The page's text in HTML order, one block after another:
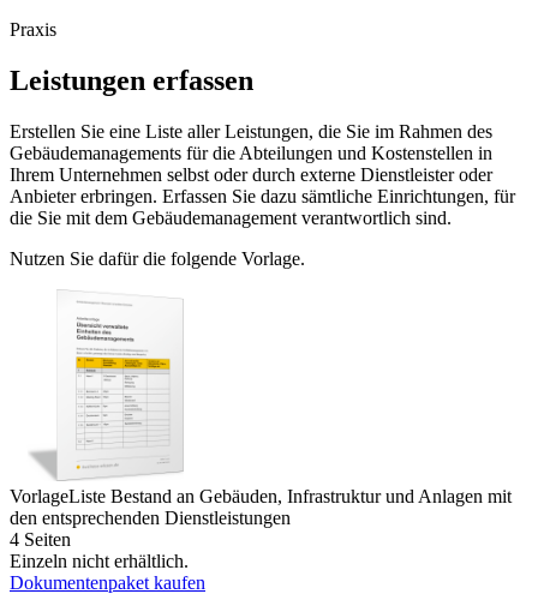
Praxis
Leistungen erfassen
Erstellen Sie eine Liste aller Leistungen, die Sie im Rahmen des
Gebäudemanagements für die Abteilungen und Kostenstellen in
Ihrem Unternehmen selbst oder durch externe Dienstleister oder
Anbieter erbringen. Erfassen Sie dazu sämtliche Einrichtungen, für
die Sie mit dem Gebäudemanagement verantwortlich sind.
Nutzen Sie dafür die folgende Vorlage.
VorlageListe Bestand an Gebäuden, Infrastruktur und Anlagen mit
den entsprechenden Dienstleistungen
4 Seiten
Einzeln nicht erhältlich.
Dokumentenpaket kaufen